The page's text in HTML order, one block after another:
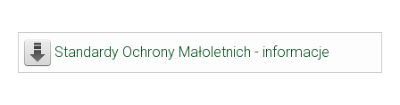
Standardy Ochrony Małoletnich - informacje